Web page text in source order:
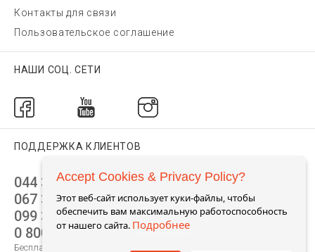
Контакты для связи
Пользовательское соглашение
НАШИ СОЦ. СЕТИ
ПОДДЕРЖКА КЛИЕНТОВ
044 392 44 45
067 344 14 44 (viber)
099 399 23 80
0 800 305 805
Бесплатно по Украине
Accept Cookies & Privacy Policy?
Этот веб-сайт использует куки-файлы, чтобы
обеспечить вам максимальную работоспособность
от нашего сайта. Подробнее